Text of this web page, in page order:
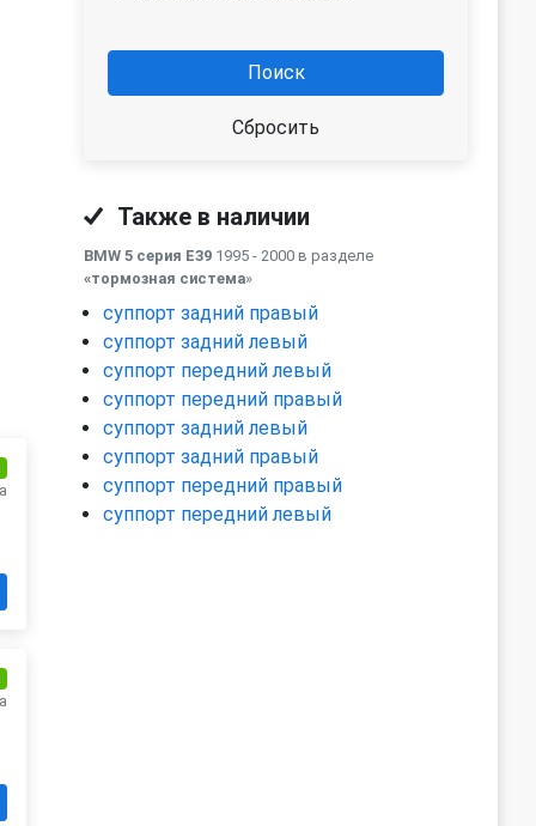
Поиск
Сбросить
Также в наличии
BMW 5 серия E39 1995 - 2000 в разделе
«тормозная система»
суппорт задний правый
суппорт задний левый
суппорт передний левый
суппорт передний правый
суппорт задний левый
суппорт задний правый
суппорт передний правый
суппорт передний левый